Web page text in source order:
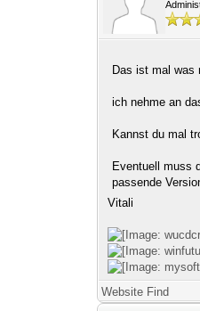
Das ist mal was
ich nehme an
Kannst du mal
Eventuell muss
passende
Vitali
Website Find